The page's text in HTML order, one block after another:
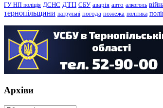
ГУ НП поліція ДСНС ДТП СБУ аварія авто алкоголь
тернопільщини патрульні погода пожежа політика
Архіви